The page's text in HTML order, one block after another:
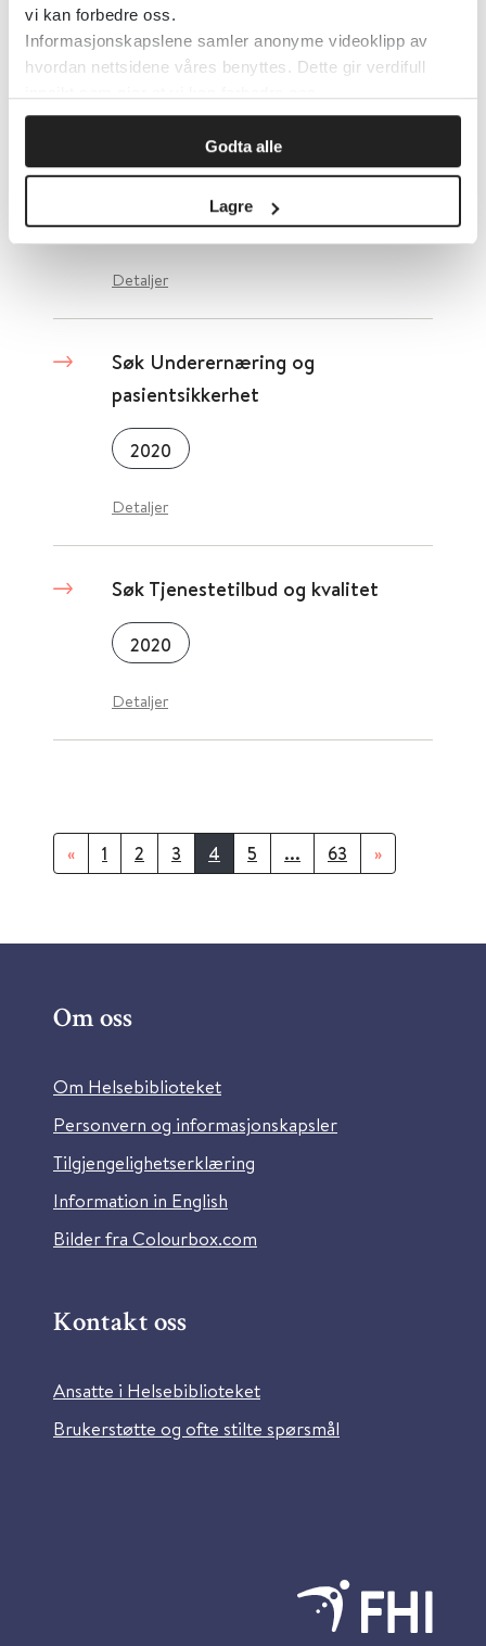
vi kan forbedre oss.
Informasjonskapslene samler anonyme videoklipp av
hvordan nettsidene våres benyttes. Dette gir verdifull
Godta alle
Lagre
Søk Velferdsteknologi
2019
Detaljer
Søk Underernæring og
pasientsikkerhet
2020
Detaljer
Søk Tjenestetilbud og kvalitet
2020
Detaljer
« 1 2 3 4 5 ... 63 »
Om oss
Om Helsebiblioteket
Personvern og informasjonskapsler
Tilgjengelighetserklæring
Information in English
Bilder fra Colourbox.com
Kontakt oss
Ansatte i Helsebiblioteket
Brukerstøtte og ofte stilte spørsmål